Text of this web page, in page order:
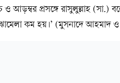
প্রসঙ্গে রাসুলুল্লাহ (সা.)
কম হয়।’ (মুসনাদে আহমাদ ও